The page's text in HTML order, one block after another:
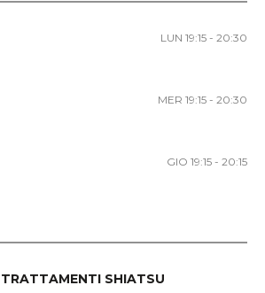
LUN 19:15 - 20:30
MER 19:15 - 20:30
GIO 19:15 - 20:15
TRATTAMENTI SHIATSU